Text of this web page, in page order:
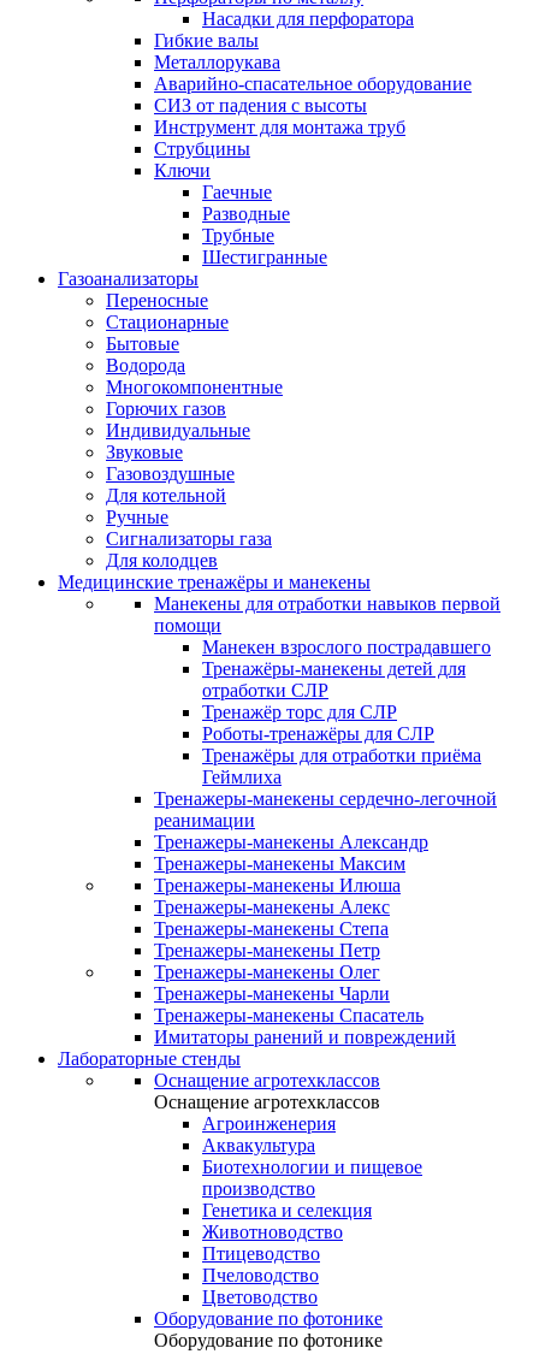
Насадки для перфоратора
Гибкие валы
Металлорукава
Аварийно-спасательное оборудование
СИЗ от падения с высоты
Инструмент для монтажа труб
Струбцины
Ключи
Гаечные
Разводные
Трубные
Шестигранные
Газоанализаторы
Переносные
Стационарные
Бытовые
Водорода
Многокомпонентные
Горючих газов
Индивидуальные
Звуковые
Газовоздушные
Для котельной
Ручные
Сигнализаторы газа
Для колодцев
Медицинские тренажёры и манекены
Манекены для отработки навыков первой
помощи
Манекен взрослого пострадавшего
Тренажёры-манекены детей для
отработки СЛР
Тренажёр торс для СЛР
Роботы-тренажёры для СЛР
Тренажёры для отработки приёма
Геймлиха
Тренажеры-манекены сердечно-легочной
реанимации
Тренажеры-манекены Александр
Тренажеры-манекены Максим
Тренажеры-манекены Илюша
Тренажеры-манекены Алекс
Тренажеры-манекены Степа
Тренажеры-манекены Петр
Тренажеры-манекены Олег
Тренажеры-манекены Чарли
Тренажеры-манекены Спасатель
Имитаторы ранений и повреждений
Лабораторные стенды
Оснащение агротехклассов
Оснащение агротехклассов
Агроинженерия
Аквакультура
Биотехнологии и пищевое
производство
Генетика и селекция
Животноводство
Птицеводство
Пчеловодство
Цветоводство
Оборудование по фотонике
Оборудование по фотонике